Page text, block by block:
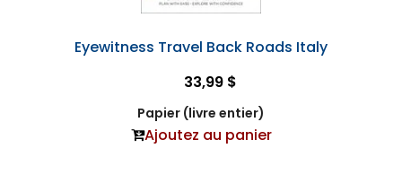
Eyewitness Travel Back Roads Italy
33,99 $
Papier (livre entier)
Ajoutez au panier